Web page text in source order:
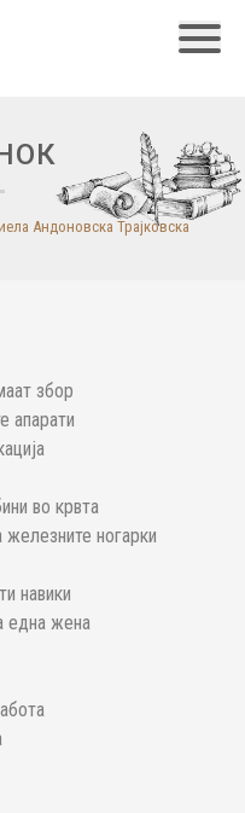
Андоновска Трајковска
збор
апарати
во крвта
ногарки
навики
една жена